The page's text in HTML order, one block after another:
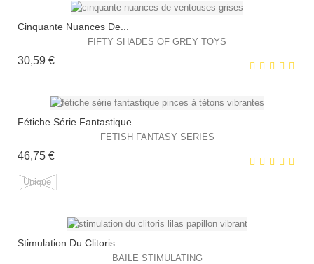
HORS STOCK
Cinquante Nuances De...
FIFTY SHADES OF GREY TOYS
30,59 €Prix
EXCLUSIVITÉ WEB !
Fétiche Série Fantastique...
FETISH FANTASY SERIES
46,75 €Prix
Unique
Stimulation Du Clitoris...
BAILE STIMULATING